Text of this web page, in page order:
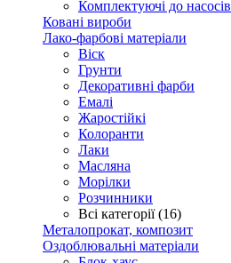
Комплектуючі до насосів
Ковані вироби
Лако-фарбові матеріали
Віск
Грунти
Декоративні фарби
Емалі
Жаростійкі
Колоранти
Лаки
Масляна
Морілки
Розчинники
Всі категорії (16)
Металопрокат, композит
Оздоблювальні матеріали